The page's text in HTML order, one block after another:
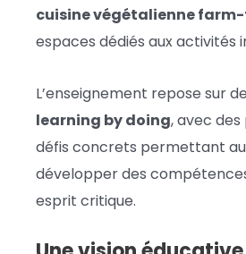
cuisine végétalienne
espaces dédiés aux activités
L’enseignement repose sur
learning by doing, avec
défis concrets permettant
développer des
esprit critique.